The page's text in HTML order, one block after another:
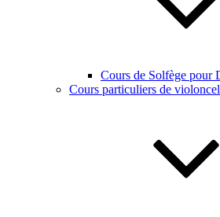
Cours de Solfège pour
Cours particuliers de